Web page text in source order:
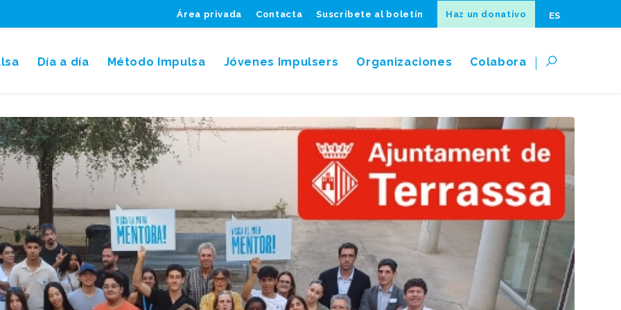
Área privada Contacta Suscríbete al boletín Haz un donativo ES
Día a día Método Impulsa Jóvenes Impulsers Organizaciones Colabora